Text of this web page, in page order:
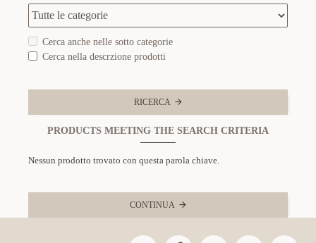
Cerca anche nelle sotto categorie
Cerca nella descrzione prodotti
RICERCA
PRODUCTS MEETING THE SEARCH CRITERIA
Nessun prodotto trovato con questa parola chiave.
CONTINUA